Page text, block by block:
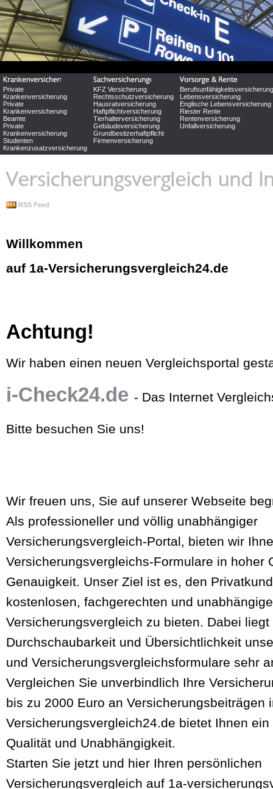
Private
Krankenversicherung
Private
Krankenversicherung
Beamte
Private
Krankenversicherung
Studenten
Krankenzusatzversicherung
KFZ Versicherung
Rechtsschutzversicherung
Hausratversicherung
Haftpflichtversicherung
Tierhalterversicherung
Gebäudeversicherung
Grundbesitzerhaftpflicht
Firmenversicherung
Berufsunfähigkeitsversicherung
Lebensversicherung
Englische Lebensversicherung
Riester Rente
Rentenversicherung
Unfallversicherung
RSS Feed
Willkommen
auf 1a-Versicherungsvergleich24.de
Achtung!
Wir haben einen neuen Vergleichsportal
i-Check24.de - Das Internet
Bitte besuchen Sie uns!
Wir freuen uns, Sie auf unserer Webseite
Als professioneller und völlig unabhängiger
Versicherungsvergleich-Portal, bieten wir
Versicherungsvergleichs-Formulare in hoher
Genauigkeit. Unser Ziel ist es, den
kostenlosen, fachgerechten und
Versicherungsvergleich zu bieten. Dabei
Durchschaubarkeit und Übersichtlichkeit
und Versicherungsvergleichsformulare sehr
Vergleichen Sie unverbindlich Ihre
bis zu 2000 Euro an Versicherungsbeiträgen
Versicherungsvergleich24.de bietet Ihnen
Qualität und Unabhängigkeit.
Starten Sie jetzt und hier Ihren persönlichen
Versicherungsvergleich auf 1a-